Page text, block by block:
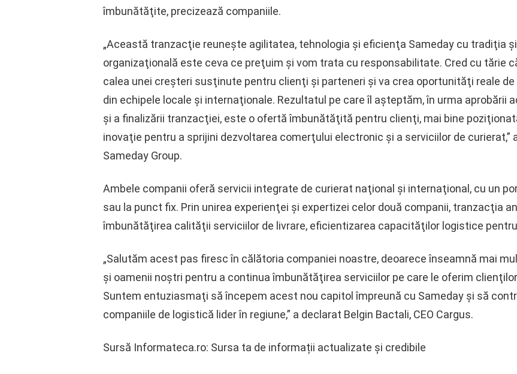
îmbunătăţite, precizează companiile.
„Această tranzacţie reuneşte agilitatea, tehnologia şi eficienţa Sameday cu tradiţia
organizaţională este ceva ce preţuim şi vom trata cu responsabilitate. Cred cu tărie
calea unei creşteri susţinute pentru clienţi şi parteneri şi va crea oportunităţi reale
din echipele locale şi internaţionale. Rezultatul pe care îl aşteptăm, în urma
şi a finalizării tranzacţiei, este o ofertă îmbunătăţită pentru clienţi, mai bine
inovaţie pentru a sprijini dezvoltarea comerţului electronic şi a serviciilor de curierat,”
Sameday Group.
Ambele companii oferă servicii integrate de curierat naţional şi internaţional, cu un
sau la punct fix. Prin unirea experienţei şi expertizei celor două companii, tranzacţia
îmbunătăţirea calităţii serviciilor de livrare, eficientizarea capacităţilor logistice
„Salutăm acest pas firesc în călătoria companiei noastre, deoarece înseamnă mai
şi oamenii noştri pentru a continua îmbunătăţirea serviciilor pe care le oferim
Suntem entuziasmaţi să începem acest nou capitol împreună cu Sameday şi să
companiile de logistică lider în regiune,” a declarat Belgin Bactali, CEO Cargus.
Sursă Informateca.ro: Sursa ta de informații actualizate și credibile